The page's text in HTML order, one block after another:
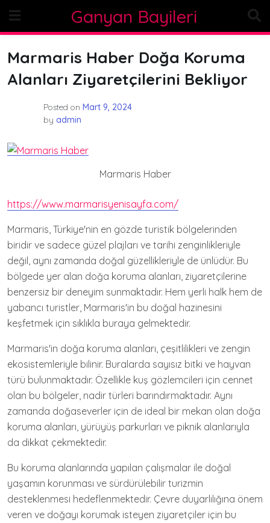
content
Ganyan Bayileri
Marmaris Haber Doğa Koruma
Alanları Ziyaretçilerini Bekliyor
Posted on Mart 9, 2024
by admin
Marmaris Haber
https://www.marmarisyenisayfa.com/
Marmaris, Türkiye'nin en gözde turistik bölgelerinden
biridir ve sadece güzel plajları ve tarihi zenginlikleriyle
değil, aynı zamanda doğal güzellikleriyle de ünlüdür. Bu
bölgede yer alan doğa koruma alanları, ziyaretçilerine
benzersiz bir deneyim sunmaktadır. Hem yerli halk hem de
yabancı turistler, Marmaris'in bu doğal hazinesini
keşfetmek için sıklıkla buraya gelmektedir.
Marmaris'in doğa koruma alanları, çeşitlilikleri ve zengin
ekosistemleriyle bilinir. Buralarda sayısız bitki ve hayvan
türü bulunmaktadır. Özellikle kuş gözlemcileri için cennet
olan bu bölgeler, nadir türleri barındırmaktadır. Aynı
zamanda doğaseverler için de ideal bir mekan olan doğa
koruma alanları, yürüyüş parkurları ve piknik alanlarıyla
da dikkat çekmektedir.
Bu koruma alanlarında yapılan çalışmalar ile doğal
yaşamın korunması ve sürdürülebilir turizmin
desteklenmesi hedeflenmektedir. Çevre duyarlılığına önem
veren ve doğayı korumak isteyen ziyaretçiler için bu